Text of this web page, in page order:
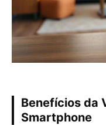
Benefícios da
Smartphone